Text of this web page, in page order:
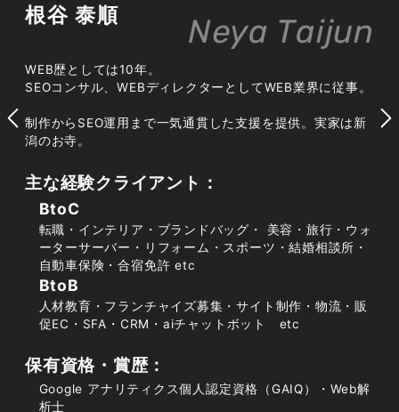
ごとに出稿審査や表現規制が厳しく設けられてお
す。掲載までに時間を要したり、想定したキーワ
ードで広告を出せなかったりすることも珍しくあ
りません。その点、SEOは検索ユーザーが自ら抱
える疑問や課題を起点に流入を獲得できるため、
規制の影響を受けにくく、中長期で資産として積
み上がる集客チャネルになります。広告とSEOを
併用し、短期の獲得と長期の安定流入を両立させ
る設計が効果的です。
根谷 泰順 Neya Taijun
WEB歴としては10年。
SEOコンサル、WEBディレクターとしてWEB業界に従事。
制作からSEO運用まで一気通貫した支援を提供。実家は新
潟のお寺。
主な経験クライアント：
BtoC
転職・インテリア・ブランドバッグ・ 美容・旅行・ウォ
ーターサーバー・リフォーム・スポーツ・結婚相談所・
自動車保険・合宿免許 etc
BtoB
人材教育・フランチャイズ募集・サイト制作・物流・販
促EC・SFA・CRM・aiチャットボット etc
保有資格・賞歴：
Google アナリティクス個人認定資格（GAIQ）・Web解
析士